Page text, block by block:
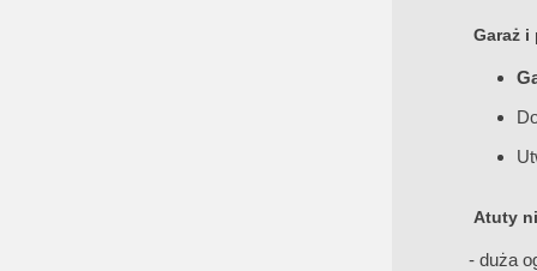
Garaż i
Atuty
- duża